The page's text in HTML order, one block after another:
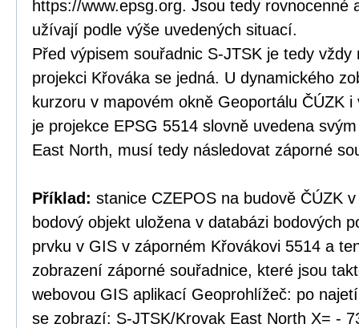
https://www.epsg.org. Jsou tedy rovnocenné
užívají podle výše uvedených situací.
Před výpisem souřadnic S-JTSK je tedy
projekci Křováka se jedná. U dynamického
kurzoru v mapovém okně Geoportálu ČÚZK
je projekce EPSG 5514 slovně uvedena
East North, musí tedy následovat záporné
Příklad: stanice CZEPOS na budově ČÚZK
bodový objekt uložena v databázi bodových
prvku v GIS v záporném Křovákovi 5514 a
zobrazení záporné souřadnice, které jsou
webovou GIS aplikací Geoprohlížeč: po
se zobrazí: S-JTSK/Krovak East North X= -